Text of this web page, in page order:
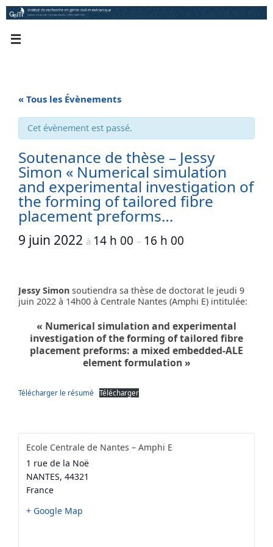
Passer
au
« Tous les Évènements
Cet évènement est passé.
Soutenance de thèse – Jessy
Simon « Numerical simulation
and experimental investigation of
the forming of tailored fibre
placement preforms…
9 juin 2022 à 14 h 00 – 16 h 00
Jessy Simon soutiendra sa thèse de doctorat le jeudi 9
juin 2022 à 14h00 à Centrale Nantes (Amphi E) intitulée:
« Numerical simulation and experimental
investigation of the forming of tailored fibre
placement preforms: a mixed embedded-ALE
element formulation »
Télécharger le résumé Télécharger
Ecole Centrale de Nantes – Amphi E
1 rue de la Noë
NANTES, 44321
France
+ Google Map